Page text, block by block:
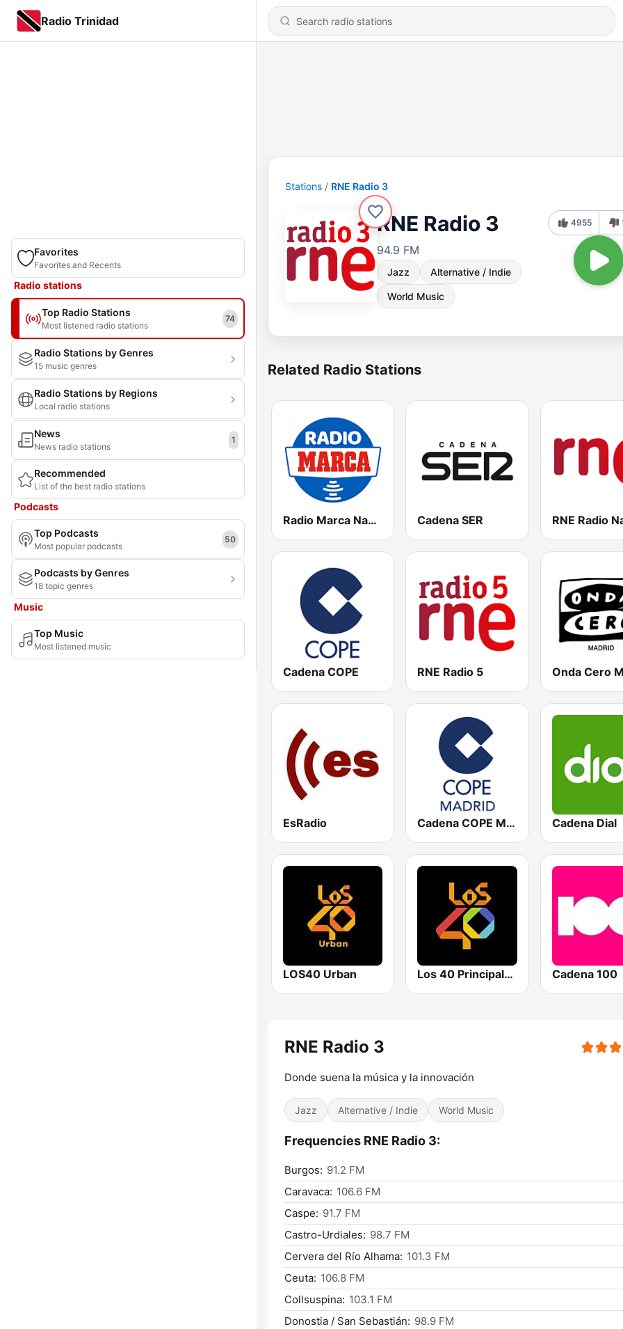
Radio Trinidad
Favorites
Favorites and Recents
Radio stations
Top Radio Stations
Most listened radio stations
74
Radio Stations by Genres
15 music genres
Radio Stations by Regions
Local radio stations
News
News radio stations
1
Recommended
List of the best radio stations
Podcasts
Top Podcasts
Most popular podcasts
50
Podcasts by Genres
18 topic genres
Music
Top Music
Most listened music
Stations RNE Radio 3
RNE Radio 3
94.9 FM
Jazz Alternative / Indie
World Music
4955
Related Radio Stations
Radio Marca Nacional Cadena SER
Cadena COPE RNE Radio 5
EsRadio Cadena COPE Madrid Cadena Dial
LOS40 Urban Los 40 Principales Cadena 100
RNE Radio 3
Donde suena la música y la innovación
Jazz Alternative / Indie World Music
Frequencies RNE Radio 3:
Burgos: 91.2 FM
Caravaca: 106.6 FM
Caspe: 91.7 FM
Castro-Urdiales: 98.7 FM
Cervera del Río Alhama: 101.3 FM
Ceuta: 106.8 FM
Collsuspina: 103.1 FM
Donostia / San Sebastián: 98.9 FM